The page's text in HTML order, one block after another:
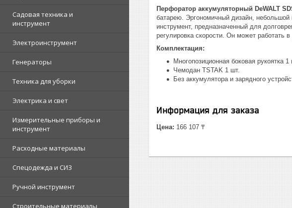
Садовая техника и
инструмент
Электроинструмент
Генераторы
Техника для уборки
Электрика и свет
Измерительные приборы и
инструмент
Расходные материалы
Спецодежда и СИЗ
Ручной инструмент
Строительные материалы
Перфоратор аккумуляторный DeWALT
батарею. Эргономичный дизайн, небольшой
инструмент, предназначенный для
регулировка скорости. Он может работать
Комплектация:
Многопозиционная боковая рукоятка 1
Чемодан TSTAK 1 шт.
Без аккумулятора и зарядного
Информация для заказа
Цена: 166 107 ₸